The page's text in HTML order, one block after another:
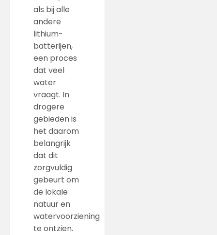
als bij alle
andere
lithium-
batterijen,
een proces
dat veel
water
vraagt. In
drogere
gebieden is
het daarom
belangrijk
dat dit
zorgvuldig
gebeurt om
de lokale
natuur en
watervoorziening
te ontzien.